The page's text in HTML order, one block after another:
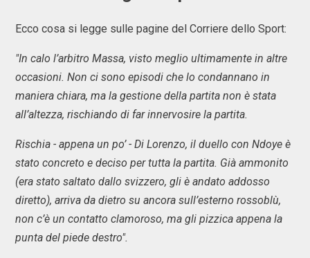
Ecco cosa si legge sulle pagine del Corriere dello Sport:
"In calo l’arbitro Massa, visto meglio ultimamente in altre
occasioni. Non ci sono episodi che lo condannano in
maniera chiara, ma la gestione della partita non è stata
all’altezza, rischiando di far innervosire la partita.
Rischia - appena un po’ - Di Lorenzo, il duello con Ndoye è
stato concreto e deciso per tutta la partita. Già ammonito
(era stato saltato dallo svizzero, gli è andato addosso
diretto), arriva da dietro su ancora sull’esterno rossoblù,
non c’è un contatto clamoroso, ma gli pizzica appena la
punta del piede destro".